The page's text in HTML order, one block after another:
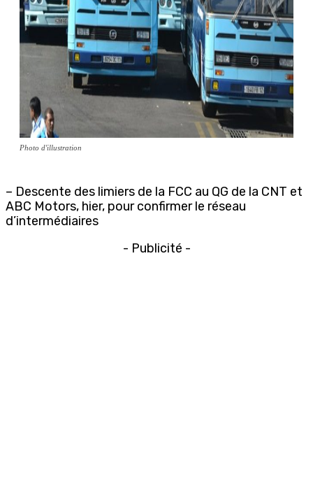
Photo d'illustration
– Descente des limiers de la FCC au QG de la CNT et
ABC Motors, hier, pour confirmer le réseau
d’intermédiaires
- Publicité -